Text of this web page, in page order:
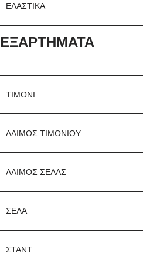
ΕΛΑΣΤΙΚΑ
ΕΞΑΡΤΗΜΑΤΑ
ΤΙΜΟΝΙ
ΛΑΙΜΟΣ ΤΙΜΟΝΙΟΥ
ΛΑΙΜΟΣ ΣΕΛΑΣ
ΣΕΛΑ
ΣΤΑΝΤ